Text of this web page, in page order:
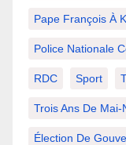
Pape François À
Police Nationale
RDC Sport
Trois Ans De
Élection De